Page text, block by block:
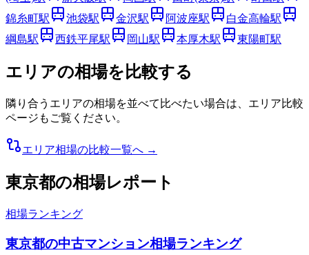
錦糸町駅 池袋駅 金沢駅 阿波座駅 白金高輪駅
綱島駅 西鉄平尾駅 岡山駅 本厚木駅 東陽町駅
エリアの相場を比較する
隣り合うエリアの相場を並べて比べたい場合は、エリア比較
ページもご覧ください。
エリア相場の比較一覧へ →
東京都の相場レポート
相場ランキング
東京都の中古マンション相場ランキング